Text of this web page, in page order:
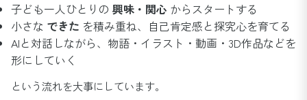
子ども一人ひとりの 興味・関心 からスタートする
小さな できた を積み重ね、自己肯定感と探究心を育てる
AIと対話しながら、物語・イラスト・動画・3D作品などを
形にしていく
という流れを大事にしています。